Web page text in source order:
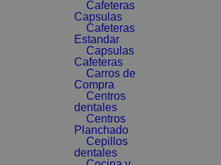
Cafeteras
Capsulas
Cafeteras
Estandar
Capsulas
Cafeteras
Carros de
Compra
Centros
dentales
Centros
Planchado
Cepillos
dentales